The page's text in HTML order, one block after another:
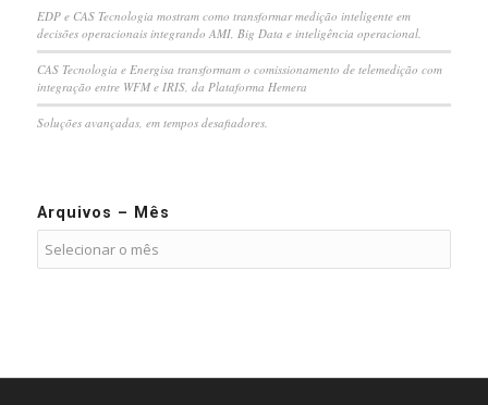
EDP e CAS Tecnologia mostram como transformar medição inteligente em
decisões operacionais integrando AMI, Big Data e inteligência operacional.
CAS Tecnologia e Energisa transformam o comissionamento de telemedição com
integração entre WFM e IRIS, da Plataforma Hemera
Soluções avançadas, em tempos desafiadores.
Arquivos – Mês